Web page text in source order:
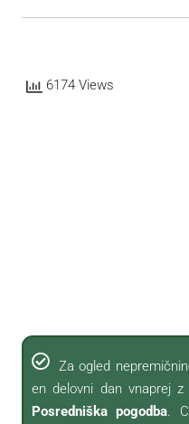
6174 Views
Za ogled
en delovni dan vnaprej z
Posredniška pogodba.